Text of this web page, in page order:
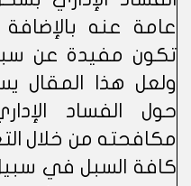
عامة عنه
تكون مفيدة عن
ولعل هذا المقال
حول الفساد
مكافحته من خلال
كافة السبل في